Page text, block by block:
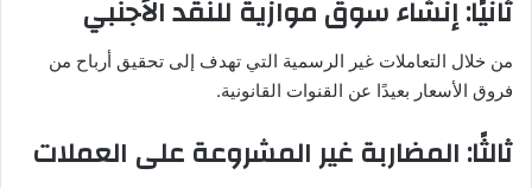
ثانيًا: إنشاء سوق موازية للنقد الأجنبي
من خلال التعاملات غير الرسمية التي تهدف إلى تحقيق أرباح من
فروق الأسعار بعيدًا عن القنوات القانونية.
ثالثًا: المضاربة غير المشروعة على العملات